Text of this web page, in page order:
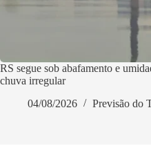
RS segue sob abafamento e
chuva irregular
04/08/2026
Previsão do